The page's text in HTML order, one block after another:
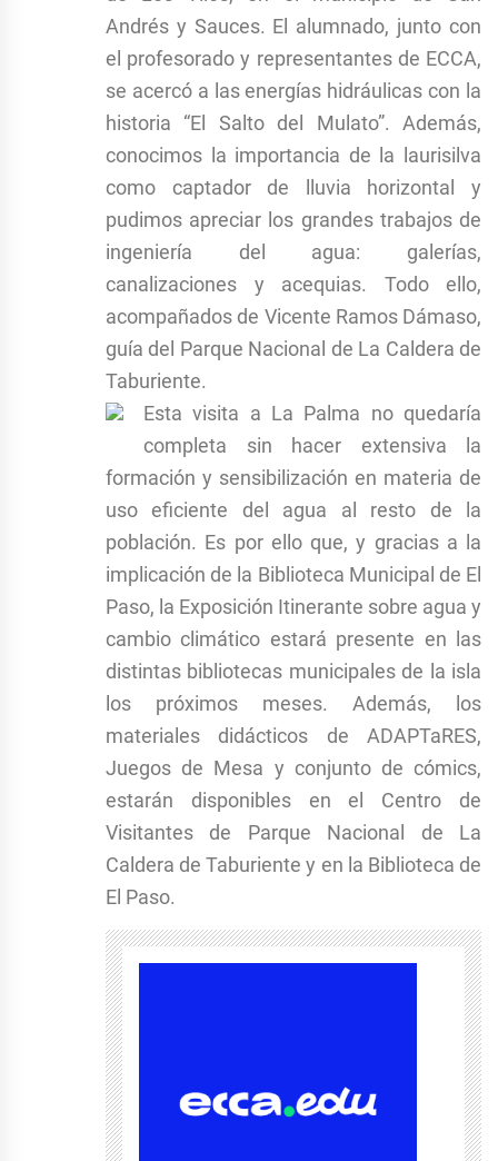
Andrés y Sauces. El alumnado, junto con
el profesorado y representantes de ECCA,
se acercó a las energías hidráulicas con la
historia “El Salto del Mulato”. Además,
conocimos la importancia de la laurisilva
como captador de lluvia horizontal y
pudimos apreciar los grandes trabajos de
ingeniería del agua: galerías,
canalizaciones y acequias. Todo ello,
acompañados de Vicente Ramos Dámaso,
guía del Parque Nacional de La Caldera de
Taburiente.
Esta visita a La Palma no quedaría
completa sin hacer extensiva la
formación y sensibilización en materia de
uso eficiente del agua al resto de la
población. Es por ello que, y gracias a la
implicación de la Biblioteca Municipal de El
Paso, la Exposición Itinerante sobre agua y
cambio climático estará presente en las
distintas bibliotecas municipales de la isla
los próximos meses. Además, los
materiales didácticos de ADAPTaRES,
Juegos de Mesa y conjunto de cómics,
estarán disponibles en el Centro de
Visitantes de Parque Nacional de La
Caldera de Taburiente y en la Biblioteca de
El Paso.